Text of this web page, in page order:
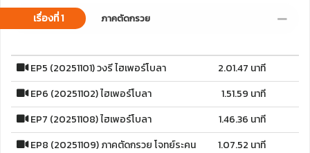
เรื่องที่ 1 ภาคตัดกรวย
EP5 (20251101) วงรี ไฮเพอร์โบลา
2.01.47 นาที
EP6 (20251102) ไฮเพอร์โบลา
1.51.59 นาที
EP7 (20251108) ไฮเพอร์โบลา
1.46.36 นาที
EP8 (20251109) ภาคตัดกรวย โจทย์ระคน
1.07.52 นาที